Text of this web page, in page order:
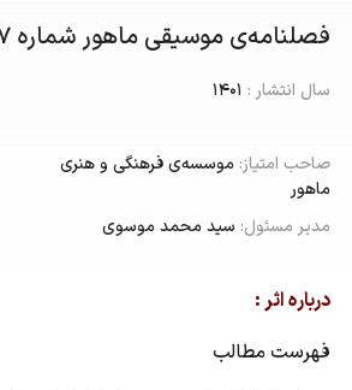
فصلنامه‌ی موسیقی ماهور شماره ۹۷
سال انتشار : 1401
صاحب امتیاز: موسسه‌ی فرهنگی و هنری
ماهور
مدیر مسئول: سید محمد موسوی
درباره اثر :
فهرست مطالب